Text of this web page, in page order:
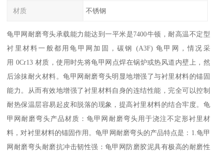
材质 不锈钢
龟甲网耐磨弯头承载能力能达到一平米是7400牛顿，耐高温不定型
衬里材料一般都用龟甲网加固，碳钢 (A3F) 龟甲网，情况采
用 0Cr13 材质，使用时先将龟甲网点焊在锅炉或热风道内壁上，然
后涂抹耐火材料。龟甲网耐磨弯头明显地增强了与衬里材料的锚固
能力。从而有效地增强了衬里材料自身的连结性能，完全可以控制
耐热保温层容易起皮和脱落的现象，提高衬里材料的结合牢度。龟
甲网耐磨弯头产品材质：龟甲网耐磨弯头用于浇注不定形衬里材
料，对衬里材料的锚固作用。龟甲网耐磨弯头的产品特点是：1.龟甲
网耐磨弯头耐磨抗冲击韧性强：龟甲网防磨胶泥具有极高的耐磨性